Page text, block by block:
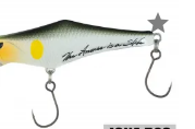
star